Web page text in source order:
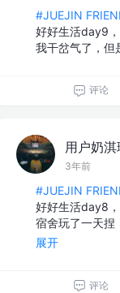
#JUEJIN
好好生活day9
我干岔气了，但
评论
用户奶淇
3年前
#JUEJIN
好好生活day8
宿舍玩了一天捏
展开
评论